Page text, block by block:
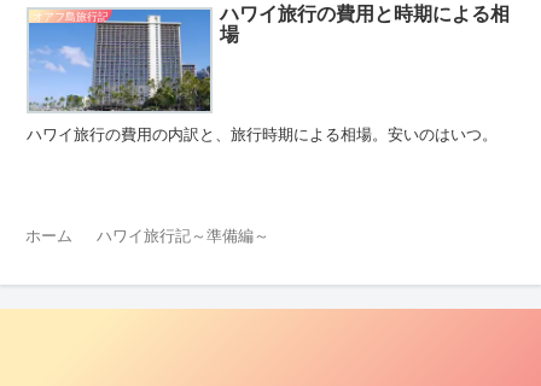
オアフ島旅行記
ハワイ旅行の費用と時期による相
場
ハワイ旅行の費用の内訳と、旅行時期による相場。安いのはいつ。
ホーム ハワイ旅行記～準備編～